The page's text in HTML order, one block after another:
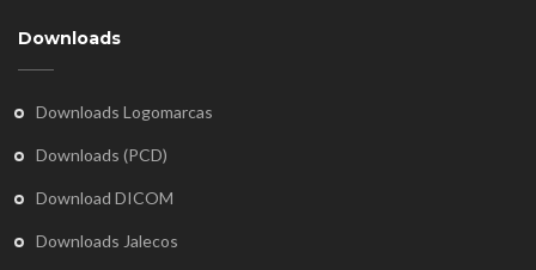
Downloads
Downloads Logomarcas
Downloads (PCD)
Download DICOM
Downloads Jalecos